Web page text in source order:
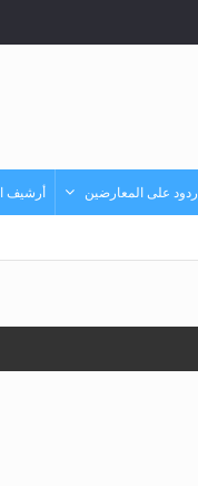
ردود على المعارضين أرشيف